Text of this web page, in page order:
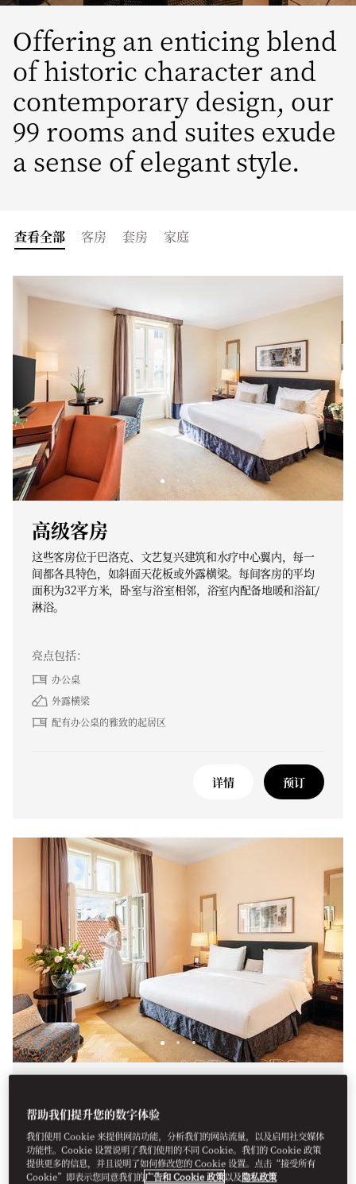
Offering an enticing blend
of historic character and
contemporary design, our
99 rooms and suites exude
a sense of elegant style.
查看全部 客房 套房 家庭
高级客房
这些客房位于巴洛克、文艺复兴建筑和水疗中心翼内，每一
间都各具特色，如斜面天花板或外露横梁。每间客房的平均
面积为32平方米，卧室与浴室相邻，浴室内配备地暖和浴缸/
淋浴。
亮点包括：
办公桌
外露横梁
配有办公桌的雅致的起居区
详情 预订
这些客房拥有反映酒店独特历史背景（前身是一座修道院）
的时代细节特征。浴室豪华宽敞，大多设有独立的浴缸和淋
浴。宾客可一览 Mala Strana 的美丽街景。
帮助我们提升您的数字体验
我们使用 Cookie 来提供网站功能，分析我们的网站流量，以及启用社交媒体
功能性。Cookie 设置说明了我们使用的不同 Cookie。我们的 Cookie 政策
提供更多的信息，并且说明了如何修改您的 Cookie 设置。点击“接受所有
Cookie”即表示您同意我们的广告和 Cookie 政策以及隐私政策